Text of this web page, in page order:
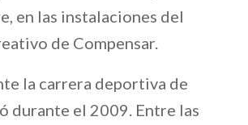
en las instalaciones del
de Compensar.
la carrera deportiva de
durante el 2009. Entre las